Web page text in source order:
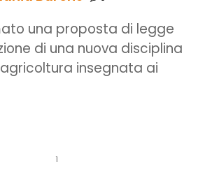
una proposta di legge
di una nuova disciplina
insegnata ai
1